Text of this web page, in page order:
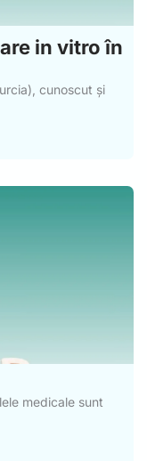
in vitro în
cunoscut și
medicale sunt